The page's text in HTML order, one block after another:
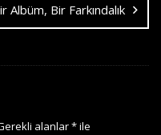
Albüm, Bir Farkındalık
alanlar*ile